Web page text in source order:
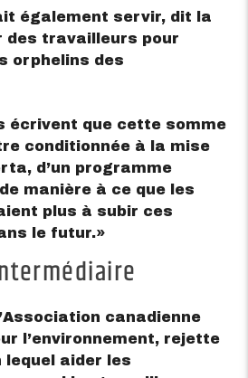
également servir, dit la
des travailleurs pour
orphelins des
écrivent que cette somme
conditionnée à la mise
d’un programme
manière à ce que les
plus à subir ces
le futur.
canadienne
l’environnement, rejette
lequel aider les